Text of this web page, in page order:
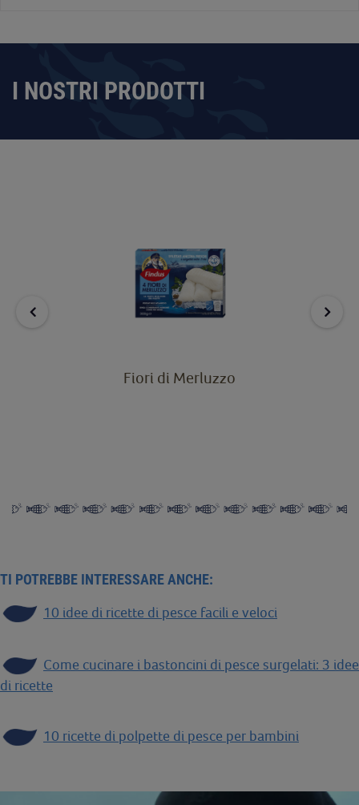
I NOSTRI PRODOTTI
Fiori di Merluzzo
TI POTREBBE INTERESSARE ANCHE:
10 idee di ricette di pesce facili e veloci
Come cucinare i bastoncini di pesce surgelati: 3 idee
di ricette
10 ricette di polpette di pesce per bambini